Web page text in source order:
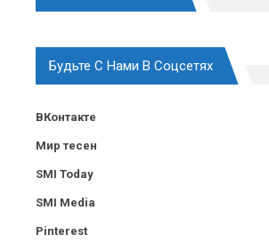
Будьте С Нами В Соцсетях
ВКонтакте
Мир тесен
SMI Today
SMI Media
Pinterest